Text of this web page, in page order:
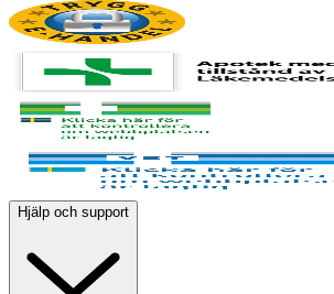
Hjälp och support